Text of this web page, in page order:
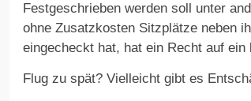
Festgeschrieben werden soll unter
ohne Zusatzkosten Sitzplätze neben
eingecheckt hat, hat ein Recht auf
Flug zu spät? Vielleicht gibt es